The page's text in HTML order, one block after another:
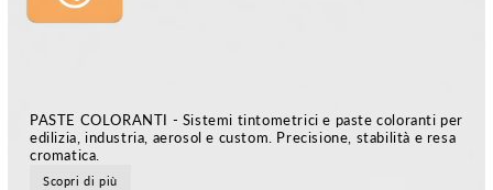
PASTE COLORANTI - Sistemi tintometrici e paste coloranti per
edilizia, industria, aerosol e custom. Precisione, stabilità e resa
cromatica.
Scopri di più